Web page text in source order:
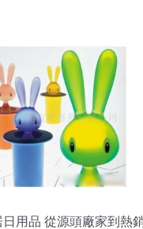
日用品 從源頭廠家到熱